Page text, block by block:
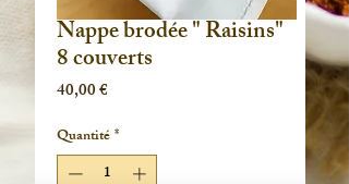
Nappe brodée " Raisins"
8 couverts
40,00 €Prix
Quantité*